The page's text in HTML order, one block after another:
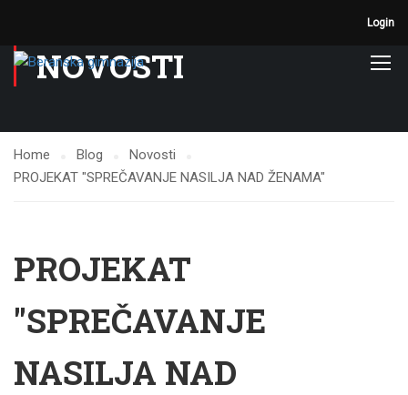
Login
NOVOSTI
Home Blog
Novosti
PROJEKAT "SPREČAVANJE NASILJA NAD ŽENAMA"
PROJEKAT
"SPREČAVANJE
NASILJA NAD